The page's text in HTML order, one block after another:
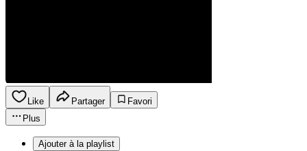
Like Partager
Favori
Plus
Ajouter à la playlist